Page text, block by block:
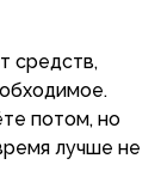
средств,
потом, но
лучше не